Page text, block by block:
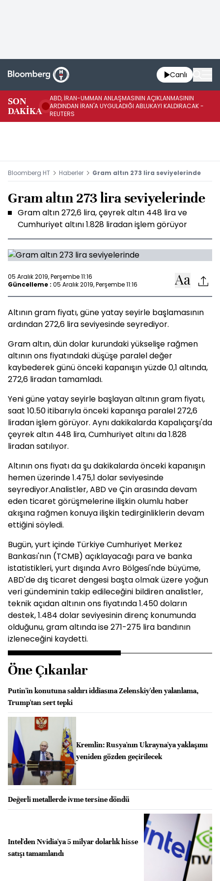
Canlı
SON
DAKİKA
ABD, İRAN-UMMAN ANLAŞMASININ AÇIKLANMASININ
ARDINDAN İRAN'A UYGULADIĞI ABLUKAYI KALDIRACAK -
REUTERS
Bloomberg HT Haberler Gram altın 273 lira seviyelerinde
Gram altın 273 lira seviyelerinde
Gram altın 272,6 lira, çeyrek altın 448 lira ve
Cumhuriyet altını 1.828 liradan işlem görüyor
05 Aralık 2019, Perşembe 11:16
Güncelleme : 05 Aralık 2019, Perşembe 11:16
Altının gram fiyatı, güne yatay seyirle başlamasının
ardından 272,6 lira seviyesinde seyrediyor.
Gram altın, dün dolar kurundaki yükselişe rağmen
altının ons fiyatındaki düşüşe paralel değer
kaybederek günü önceki kapanışın yüzde 0,1 altında,
272,6 liradan tamamladı.
Yeni güne yatay seyirle başlayan altının gram fiyatı,
saat 10.50 itibarıyla önceki kapanışa paralel 272,6
liradan işlem görüyor. Aynı dakikalarda Kapalıçarşı'da
çeyrek altın 448 lira, Cumhuriyet altını da 1.828
liradan satılıyor.
Altının ons fiyatı da şu dakikalarda önceki kapanışın
hemen üzerinde 1.475,1 dolar seviyesinde
seyrediyor.Analistler, ABD ve Çin arasında devam
eden ticaret görüşmelerine ilişkin olumlu haber
akışına rağmen konuya ilişkin tedirginliklerin devam
ettiğini söyledi.
Bugün, yurt içinde Türkiye Cumhuriyet Merkez
Bankası'nın (TCMB) açıklayacağı para ve banka
istatistikleri, yurt dışında Avro Bölgesi'nde büyüme,
ABD'de dış ticaret dengesi başta olmak üzere yoğun
veri gündeminin takip edileceğini bildiren analistler,
teknik açıdan altının ons fiyatında 1.450 doların
destek, 1.484 dolar seviyesinin direnç konumunda
olduğunu, gram altında ise 271-275 lira bandının
izleneceğini kaydetti.
Öne Çıkanlar
Putin'in konutuna saldırı iddiasına Zelenskiy'den yalanlama,
Trump'tan sert tepki
Kremlin: Rusya'nın Ukrayna'ya yaklaşımı
yeniden gözden geçirilecek
Değerli metallerde ivme tersine döndü
Intel'den Nvidia'ya 5 milyar dolarlık hisse
satışı tamamlandı